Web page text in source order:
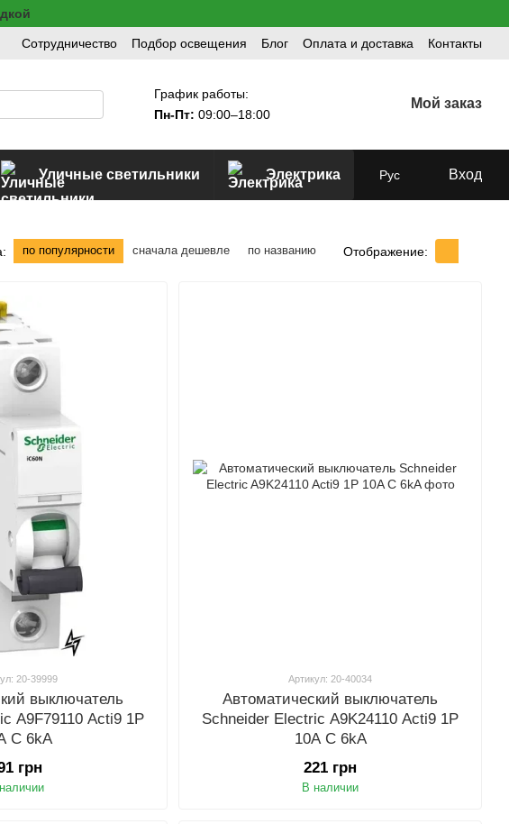
Сотрудничество Подбор освещения Блог Оплата и доставка Контакты
График работы:
Пн-Пт:09:00–18:00
Мой заказ
Уличные светильники Электрика Рус Вход
по популярности сначала дешевле по названию Отображение:
20-39999
выключатель
A9F79110 Acti9 1P
C 6kA
грн
Артикул: 20-40034
Автоматический выключатель
Schneider Electric A9K24110 Acti9 1P
10A C 6kA
221 грн
В наличии